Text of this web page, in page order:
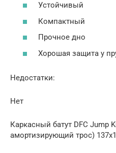
Устойчивый
Компактный
Прочное дно
Хорошая защита у
Недостатки:
Нет
Каркасный батут DFC Jump
амортизирующий трос)